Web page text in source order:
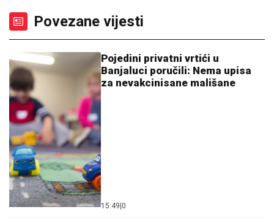
Povezane vijesti
Pojedini privatni vrtići u
Banjaluci poručili: Nema upisa
za nevakcinisane mališane
15:49 0